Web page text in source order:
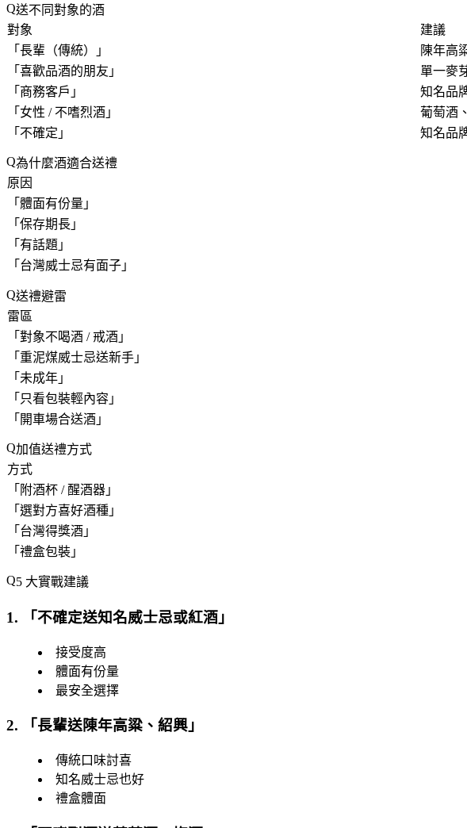
送不同對象的酒
對象
建議
「 長輩（傳統） 」
陳年高
「 喜歡品酒的朋友 」
單一麥
「 商務客戶 」
知名品
「 女性 / 不嗜烈酒 」
葡萄酒
「 不確定 」 知名品
為什麼酒適合送禮
原因
「 體面有份量 」
「 保存期長 」
「 有話題 」
「 台灣威士忌有面子 」
送禮避雷
雷區
「 對象不喝酒 / 戒酒 」
「 重泥煤威士忌送新手 」
「 未成年 」
「 只看包裝輕內容 」
「 開車場合送酒 」
加值送禮方式
方式
「 附酒杯 / 醒酒器 」
「 選對方喜好酒種 」
「 台灣得獎酒 」
「 禮盒包裝 」
5 大實戰建議
1. 「不確定送知名威士忌或紅酒 」
接受度高
體面有份量
最安全選擇
2. 「 長輩送陳年高粱、紹興 」
傳統口味討喜
知名威士忌也好
禮盒體面